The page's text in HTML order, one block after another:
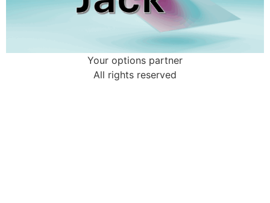
Your options partner
All rights reserved